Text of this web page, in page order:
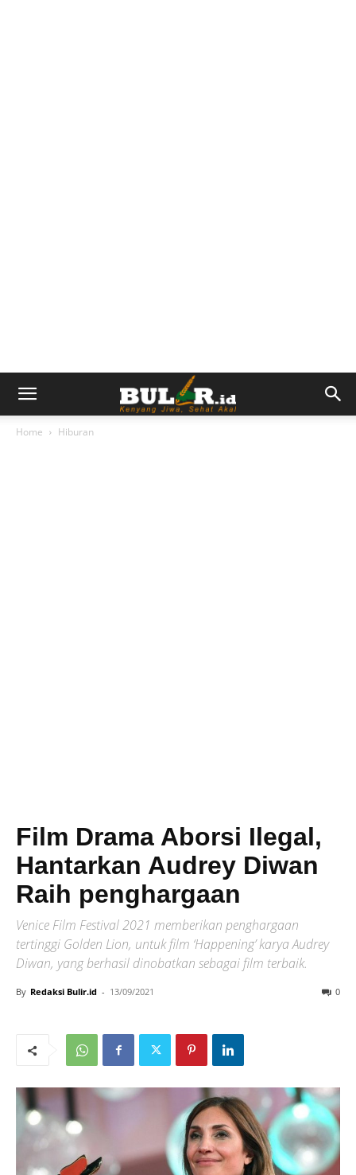
Home Hiburan
Film Drama Aborsi Ilegal,
Hantarkan Audrey Diwan
Raih penghargaan
Venice Film Festival 2021 memberikan penghargaan
tertinggi Golden Lion, untuk film ‘Happening’ karya Audrey
Diwan, yang berhasil dinobatkan sebagai film terbaik.
By Redaksi Bulir.id - 13/09/2021 0